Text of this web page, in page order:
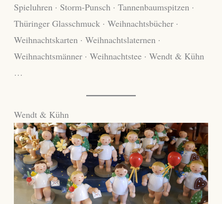
Spieluhren · Storm-Punsch · Tannenbaumspitzen ·
Thüringer Glasschmuck · Weihnachtsbücher ·
Weihnachtskarten · Weihnachtslaternen ·
Weihnachtsmänner · Weihnachtstee · Wendt & Kühn
…
Wendt & Kühn